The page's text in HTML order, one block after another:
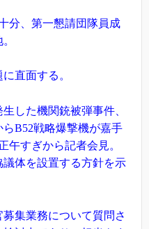
分、第一懇請団隊員成
直面する。
した機関銃被弾事件、
B52戦略爆撃機が嘉手
午すぎから記者会見。
体を設置する方針を示
集業務について質問さ